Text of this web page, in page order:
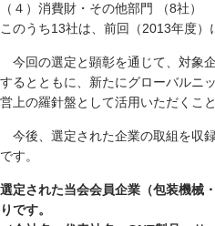
（４）消費財・その他部門 （8社）
このうち13社は、前回（2013年度）
今回の選定と顕彰を通じて、対象
するとともに、新たにグローバルニ
営上の羅針盤として活用いただくこ
今後、選定された企業の取組を収
です。
選定された当会会員企業（包装機械
りです。